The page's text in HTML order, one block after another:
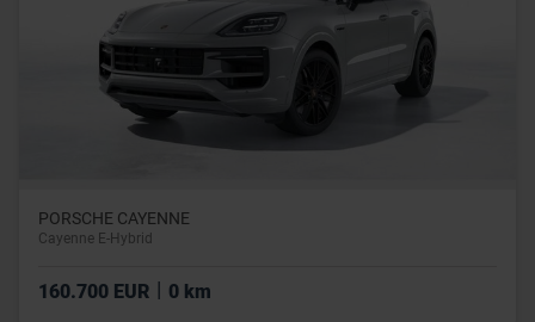
PORSCHE CAYENNE
Cayenne E-Hybrid
160.700 EUR 0 km